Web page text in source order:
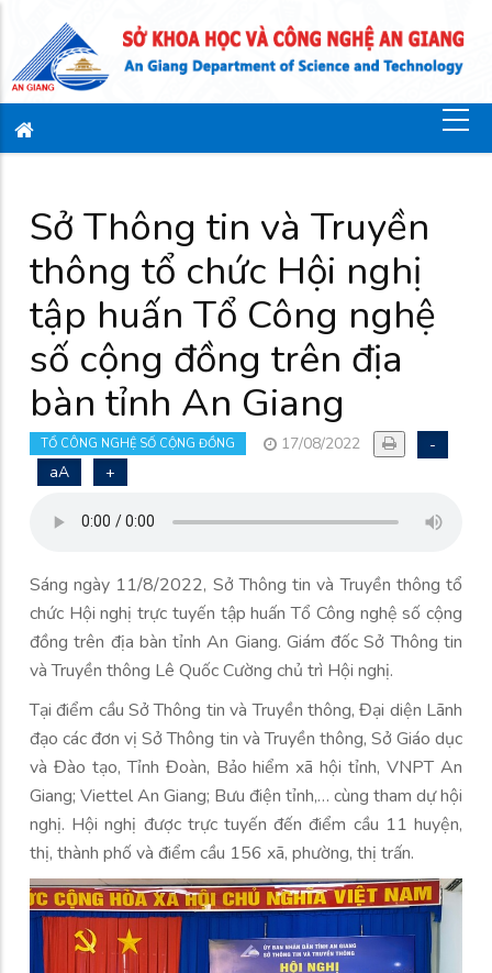
Sở Thông tin và Truyền
thông tổ chức Hội nghị
tập huấn Tổ Công nghệ
số cộng đồng trên địa
bàn tỉnh An Giang
TỔ CÔNG NGHỆ SỐ CỘNG ĐỒNG 17/08/2022
-
aA
+
Sáng ngày 11/8/2022, Sở Thông tin và Truyền thông tổ
chức Hội nghị trực tuyến tập huấn Tổ Công nghệ số cộng
đồng trên địa bàn tỉnh An Giang. Giám đốc Sở Thông tin
và Truyền thông Lê Quốc Cường chủ trì Hội nghị.
Tại điểm cầu Sở Thông tin và Truyền thông, Đại diện Lãnh
đạo các đơn vị Sở Thông tin và Truyền thông, Sở Giáo dục
và Đào tạo, Tỉnh Đoàn, Bảo hiểm xã hội tỉnh, VNPT An
Giang; Viettel An Giang; Bưu điện tỉnh,… cùng tham dự hội
nghị. Hội nghị được trực tuyến đến điểm cầu 11 huyện,
thị, thành phố và điểm cầu 156 xã, phường, thị trấn.